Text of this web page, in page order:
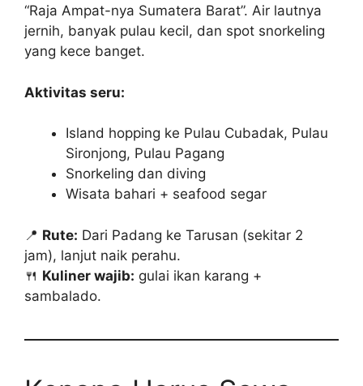
“Raja Ampat-nya Sumatera Barat”. Air lautnya
jernih, banyak pulau kecil, dan spot snorkeling
yang kece banget.
Aktivitas seru:
Island hopping ke Pulau Cubadak, Pulau
Sironjong, Pulau Pagang
Snorkeling dan diving
Wisata bahari + seafood segar
📍 Rute: Dari Padang ke Tarusan (sekitar 2
jam), lanjut naik perahu.
🍴 Kuliner wajib: gulai ikan karang +
sambalado.